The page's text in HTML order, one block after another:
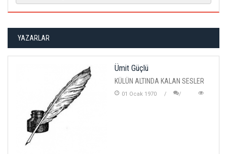
YAZARLAR
Ümit Güçlü
KÜLÜN ALTINDA KALAN SESLER
01 Ocak 1970